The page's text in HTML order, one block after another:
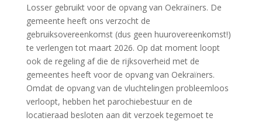
Losser gebruikt voor de opvang van Oekraïners. De
gemeente heeft ons verzocht de
gebruiksovereenkomst (dus geen huurovereenkomst!)
te verlengen tot maart 2026. Op dat moment loopt
ook de regeling af die de rijksoverheid met de
gemeentes heeft voor de opvang van Oekraïners.
Omdat de opvang van de vluchtelingen probleemloos
verloopt, hebben het parochiebestuur en de
locatieraad besloten aan dit verzoek tegemoet te